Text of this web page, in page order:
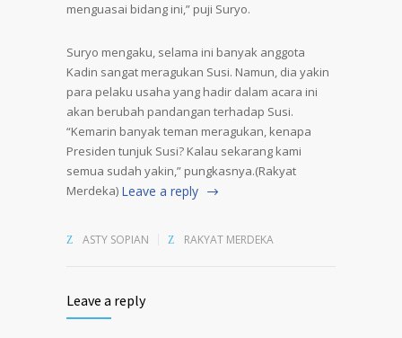
menguasai bidang ini,” puji Suryo.
Suryo mengaku, selama ini banyak anggota
Kadin sangat meragukan Susi. Namun, dia yakin
para pelaku usaha yang hadir dalam acara ini
akan berubah pandangan terhadap Susi.
“Kemarin banyak teman meragukan, kenapa
Presiden tunjuk Susi? Kalau sekarang kami
semua sudah yakin,” pungkasnya.(Rakyat
Merdeka) Leave a reply
ASTY SOPIAN RAKYAT MERDEKA
Leave a reply